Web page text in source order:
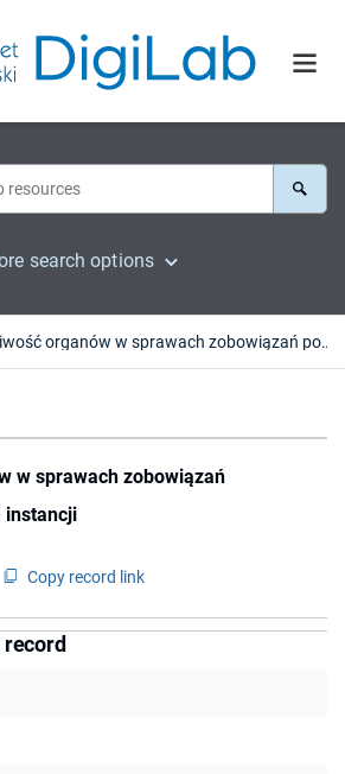
search options
Właściwość organów w sprawach zobowiązań podatkowych w I i II instancji
w sprawach zobowiązań
instancji
Copy record link
record